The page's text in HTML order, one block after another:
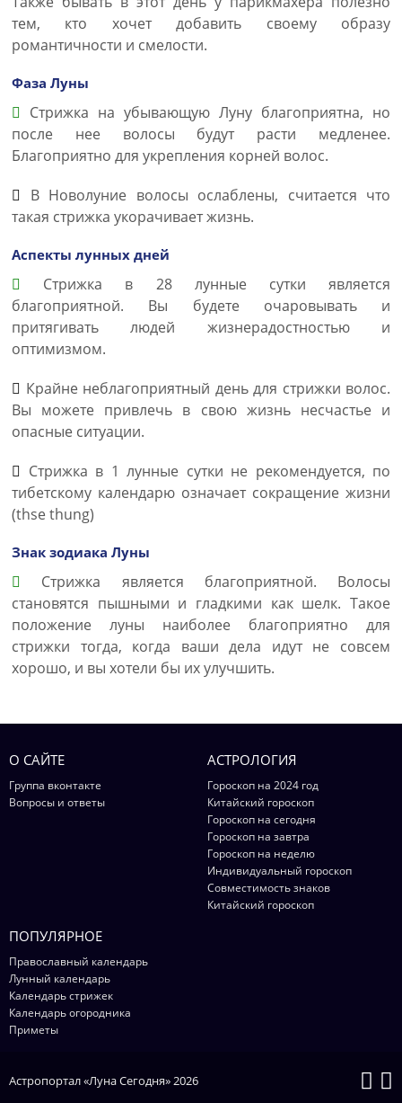
тем, кто хочет добавить своему образу
романтичности и смелости.
Фаза Луны
Стрижка на убывающую Луну благоприятна, но
после нее волосы будут расти медленее.
Благоприятно для укрепления корней волос.
В Новолуние волосы ослаблены, считается что
такая стрижка укорачивает жизнь.
Аспекты лунных дней
Стрижка в 28 лунные сутки является
благоприятной. Вы будете очаровывать и
притягивать людей жизнерадостностью и
оптимизмом.
Крайне неблагоприятный день для стрижки волос.
Вы можете привлечь в свою жизнь несчастье и
опасные ситуации.
Стрижка в 1 лунные сутки не рекомендуется, по
тибетскому календарю означает сокращение жизни
(thse thung)
Знак зодиака Луны
Стрижка является благоприятной. Волосы
становятся пышными и гладкими как шелк. Такое
положение луны наиболее благоприятно для
стрижки тогда, когда ваши дела идут не совсем
хорошо, и вы хотели бы их улучшить.
О САЙТЕ
Группа вконтакте
Вопросы и ответы
АСТРОЛОГИЯ
Гороскоп на 2024 год
Китайский гороскоп
Гороскоп на сегодня
Гороскоп на завтра
Гороскоп на неделю
Индивидуальный гороскоп
Совместимость знаков
Китайский гороскоп
ПОПУЛЯРНОЕ
Православный календарь
Лунный календарь
Календарь стрижек
Календарь огородника
Приметы
Астропортал «Луна Сегодня» 2026